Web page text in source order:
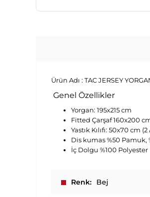
Ürün Adı : TAC JERSEY
Genel Özellikler
Yorgan: 195x215 cm
Fitted Çarşaf 160x200
Yastık Kılıfı: 50x70 cm
Dis kumas %50 Pamuk,
İç Dolgu %100 Polyester
Renk Bej